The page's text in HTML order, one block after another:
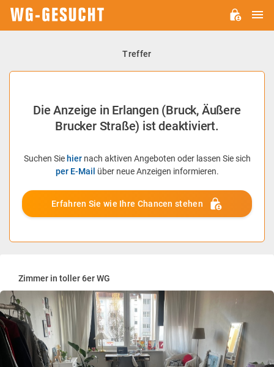
Treffer
Die Anzeige in Erlangen (Bruck, Äußere
Brucker Straße) ist deaktiviert.
Suchen Sie hiernach aktiven Angeboten oder lassen Sie sich
per E-Mail über neue Anzeigen informieren.
Erfahren Sie wie Ihre Chancen stehen
Zimmer in toller 6er WG